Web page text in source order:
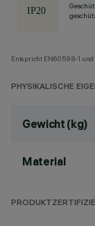
Entspricht EN60598-1 und
PHYSIKALISCHE
Gewicht (kg)
Material